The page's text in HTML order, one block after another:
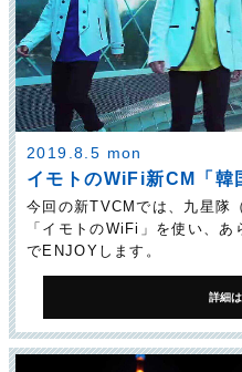
2019.8.5 mon
イモトのWiFi新CM「韓
今回の新TVCMでは、九星隊
「イモトのWiFi」を使い、
でENJOYします。
詳細